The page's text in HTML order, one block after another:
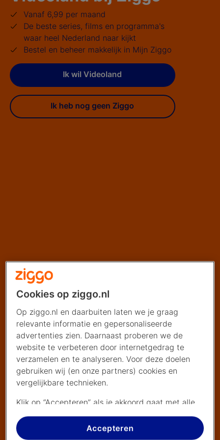
Vanaf 6,99 per maand
De beste series, films en programma's
waar heel Nederland naar kijkt
Bestel en beheer makkelijk in Mijn Ziggo
Ik wil Videoland
Ik heb nog geen Ziggo
Cookies op ziggo.nl
Op ziggo.nl en daarbuiten laten we je graag
relevante informatie en gepersonaliseerde
advertenties zien. Daarnaast proberen we de
website te verbeteren door internetgedrag te
verzamelen en te analyseren. Voor deze doelen
gebruiken wij (en onze partners) cookies en
vergelijkbare technieken.
Klik op “Accepteren” als je akkoord gaat met alle
cookies. Kies je voor “Nee, liever niet”, dan
plaatsen we alleen strikt noodzakelijke cookies om
de website goed te laten werken. Dat betekent
Accepteren